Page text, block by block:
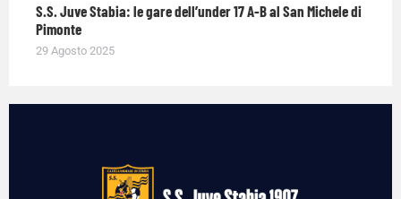
S.S. Juve Stabia: le gare dell’under 17 A-B al San Michele di
Pimonte
29 Agosto 2025